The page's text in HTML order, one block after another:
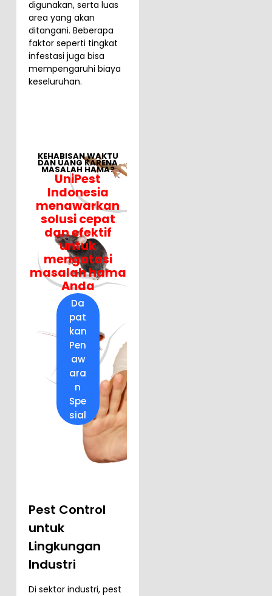
digunakan, serta luas
area yang akan
ditangani. Beberapa
faktor seperti tingkat
infestasi juga bisa
mempengaruhi biaya
keseluruhan.
KEHABISAN WAKTU
DAN UANG KARENA
MASALAH HAMA?
UniPest
Indonesia
menawarkan
solusi cepat
dan efektif
untuk
mengatasi
masalah hama
Anda
Da
pat
kan
Pen
aw
ara
n
Spe
sial
Pest Control
untuk
Lingkungan
Industri
Di sektor industri, pest